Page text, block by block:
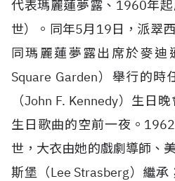
代表瑪麗蓮夢露、1960年
世）。同年5月19日，派翠
同瑪麗蓮夢露出席於麥迪
Square Garden）舉行的
（John F. Kennedy）生日
生日歌曲的空前一夜。
世，大衣由她的戲劇導師、
斯堡（Lee Strasberg）繼